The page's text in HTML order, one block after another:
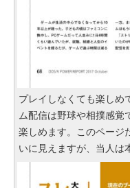
プレイしなくても楽しめ
ム配信は野球や相撲感覚
楽しめます。このページ
いに見えますが、当人は